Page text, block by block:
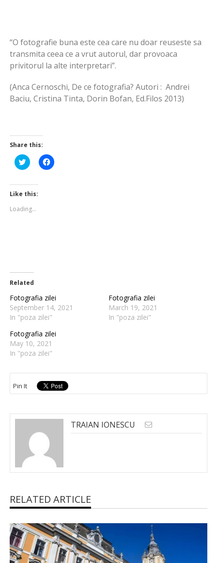
“O fotografie buna este cea care nu doar reuseste sa
transmita ceea ce a vrut autorul, dar provoaca
privitorul la alte interpretari”.
(Anca Cernoschi, De ce fotografia? Autori : Andrei
Baciu, Cristina Tinta, Dorin Bofan, Ed.Filos 2013)
Share this:
Click
to
Twitter
(Opens
in
window)
Click
to
Like this:
Loading...
Related
Fotografia zilei
September 14, 2021
In "poza zilei"
Fotografia zilei
March 19, 2021
In "poza zilei"
Fotografia zilei
May 10, 2021
In "poza zilei"
Pin It
TRAIAN IONESCU
RELATED ARTICLE